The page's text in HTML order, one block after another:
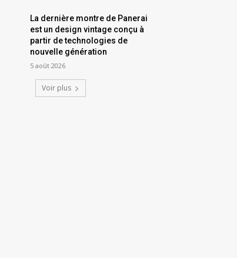
La dernière montre de Panerai
est un design vintage conçu à
partir de technologies de
nouvelle génération
5 août 2026
Voir plus